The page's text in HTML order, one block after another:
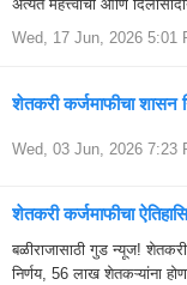
अत्यंत महत्त्वाची आणि
पंतप्रधान किसान सन्मान
Wed, 17 Jun, 2026 5:01
शेतकरी कर्जमाफीचा शासन
Wed, 03 Jun, 2026 7:23
शेतकरी कर्जमाफीचा
शेतकऱ्यांना मिळणार थेट
बळीराजासाठी गुड न्यूज!
निर्णय, 56 लाख शेतकऱ्यांना